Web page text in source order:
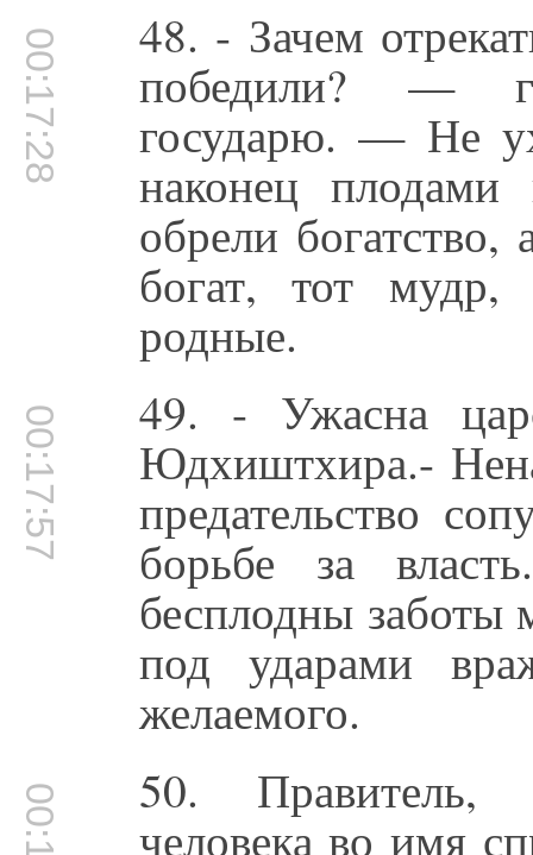
00:17:28 48. - Зачем
победили? —
государю. — Не
наконец
обрели богатство,
богат, тот
родные.
00:17:57 49. - Ужасна
Юдхиштхира.-
предательство
борьбе за
бесплодны
под ударами
желаемого.
50. Правитель,
человека во имя